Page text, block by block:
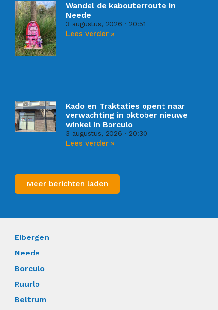
Wandel de kabouterroute in
Neede
3 augustus, 2026 20:51
Lees verder »
Kado en Traktaties opent naar
verwachting in oktober nieuwe
winkel in Borculo
3 augustus, 2026 20:30
Lees verder »
Meer berichten laden
Eibergen
Neede
Borculo
Ruurlo
Beltrum